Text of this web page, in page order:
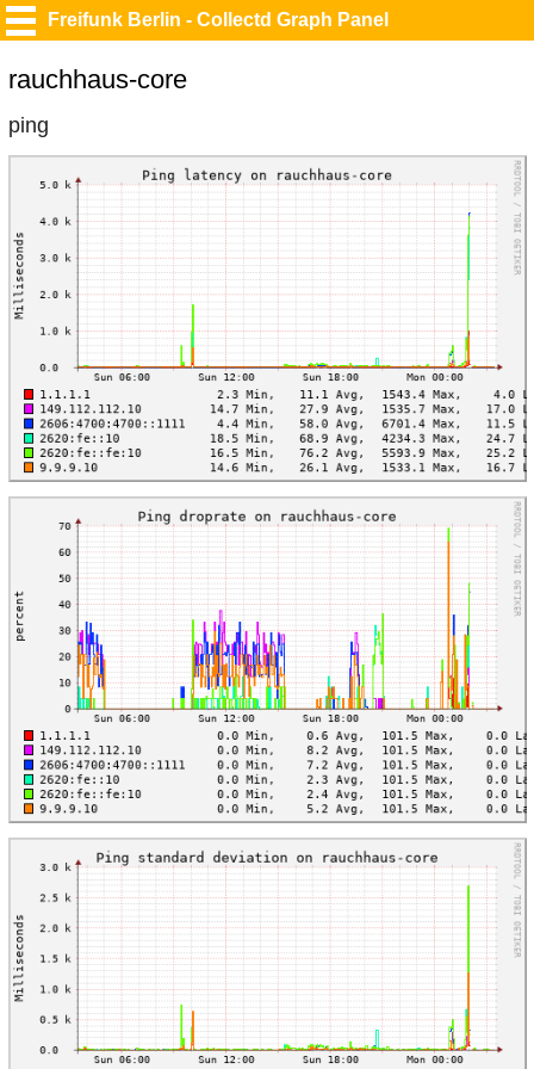
Freifunk Berlin - Collectd Graph Panel
rauchhaus-core
ping